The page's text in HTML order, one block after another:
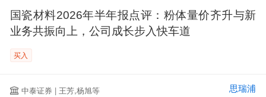
国瓷材料2026年半年报点评：粉体量价齐升与新
业务共振向上，公司成长步入快车道
买入
中泰证券 | 王芳,杨旭等 思瑞浦